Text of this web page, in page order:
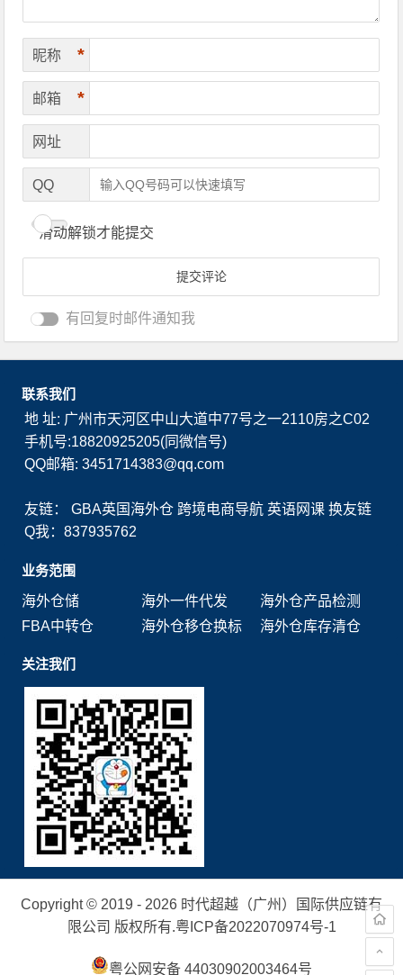
昵称 *
邮箱 *
网址
QQ
滑动解锁才能提交
有回复时邮件通知我
联系我们
地 址: 广州市天河区中山大道中77号之一2110房之C02
手机号:18820925205(同微信号)
QQ邮箱: 3451714383@qq.com
友链：GBA英国海外仓 跨境电商导航 英语网课 换友链
Q我：837935762
业务范围
海外仓储
海外一件代发
海外仓产品检测
FBA中转仓
海外仓移仓换标 海外仓库存清仓
关注我们
Copyright © 2019 - 2026 时代超越（广州）国际供应链有
限公司 版权所有.粤ICP备2022070974号-1
粤公网安备 44030902003464号